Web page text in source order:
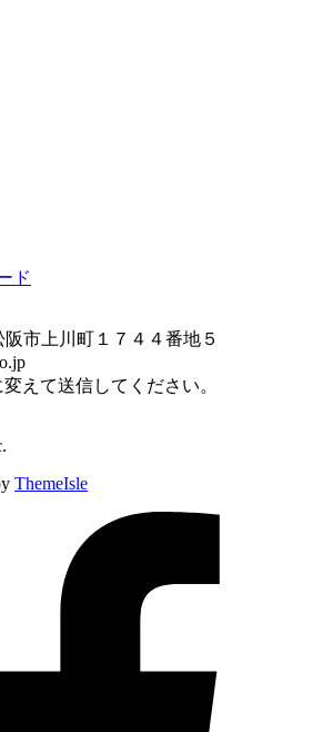
ド
阪市上川町１７４４番地５
えて送信してください。
ThemeIsle